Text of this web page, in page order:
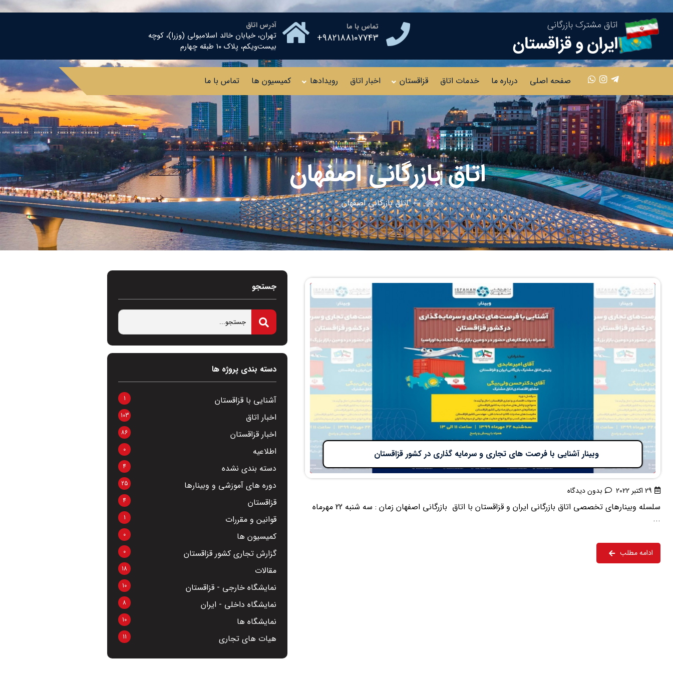
تماس با ما
982188107743+
آدرس اتاق
تهران، خیابان خالد اسلامبولی (وزرا)، کوچه
بیست‌ویکم، پلاک ۱۰ طبقه چهارم
صفحه اصلی درباره ما خدمات اتاق قزاقستان اخبار اتاق رویدادها کمیسیون ها تماس با ما
اتاق بازرگانی اصفهان
اتاق بازرگانی اصفهان
وبینار آشنایی با فرصت های تجاری و سرمایه گذاری در کشور قزاقستان
29 اکتبر 2022 بدون دیدگاه
سلسله وبینارهای تخصصی اتاق بازرگانی ایران و قزاقستان با اتاق بازرگانی اصفهان زمان : سه شنبه 22 مهرماه
...
ادامه مطلب
جستجو
دسته بندی پروژه ها
آشنایی با قزاقستان 1
اخبار اتاق 103
اخبار قزاقستان 86
اطلاعیه 0
دسته بندی نشده 4
دوره های آموزشی و وبینارها 25
قزاقستان 4
قوانین و مقررات 1
کمیسیون ها 0
گزارش تجاری کشور قزاقستان 0
مقالات 18
نمایشگاه خارجی - قزاقستان 10
نمایشگاه داخلی - ایران 8
نمایشگاه ها 10
هیات های تجاری 11